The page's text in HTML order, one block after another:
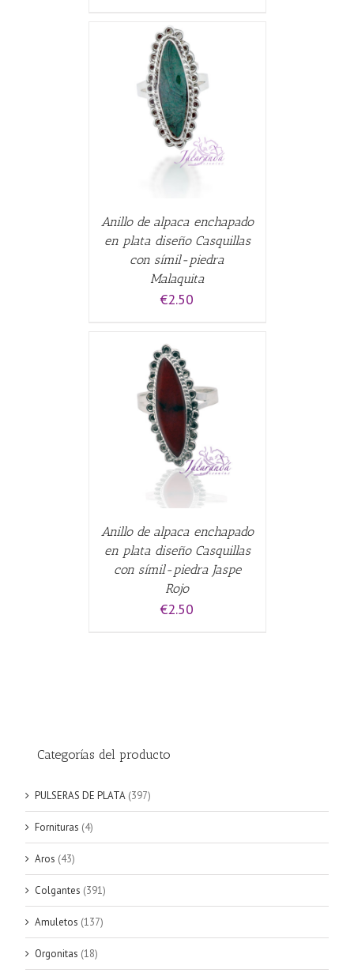
Anillo de alpaca enchapado
en plata diseño Casquillas
con símil-piedra
Malaquita
€2.50
Anillo de alpaca enchapado
en plata diseño Casquillas
con símil-piedra Jaspe
Rojo
€2.50
Categorías del producto
PULSERAS DE PLATA (397)
Fornituras (4)
Aros (43)
Colgantes (391)
Amuletos (137)
Orgonitas (18)